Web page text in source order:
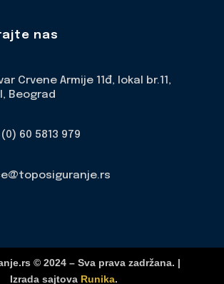
nas
Crvene Armije 11đ, lokal br.11,
Beograd
(0) 60 5813 979
© 2024 – Sva prava zadržana. |
Izrada sajtova Runika.